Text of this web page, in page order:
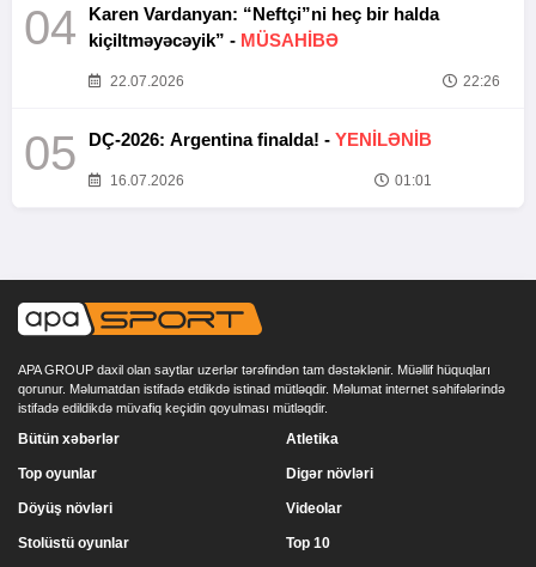
04
Karen Vardanyan: “Neftçi”ni heç bir halda
kiçiltməyəcəyik” - MÜSAHİBƏ
22.07.2026 22:26
05 DÇ-2026: Argentina finalda! - YENİLƏNİB
16.07.2026 01:01
APA GROUP daxil olan saytlar uzerlər tərəfindən tam dəstəklənir. Müəllif hüquqları
qorunur. Məlumatdan istifadə etdikdə istinad mütləqdir. Məlumat internet səhifələrində
istifadə edildikdə müvafiq keçidin qoyulması mütləqdir.
Bütün xəbərlər
Top oyunlar
Döyüş növləri
Stolüstü oyunlar
Atletika
Digər növləri
Videolar
Top 10